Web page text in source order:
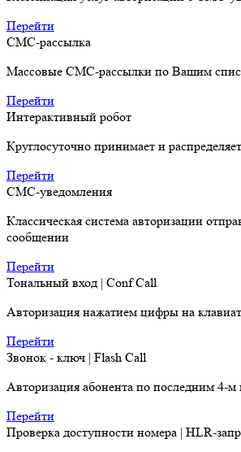
Перейти
СМС-рассылка
Массовые СМС-рассылки по Вашим
Перейти
Интерактивный робот
Круглосуточно принимает и
Перейти
СМС-уведомления
Классическая система авторизации
сообщении
Перейти
Тональный вход | Conf Call
Авторизация нажатием цифры на
Перейти
Звонок - ключ | Flash Call
Авторизация абонента по последним 4-
Перейти
Проверка доступности номера | HLR-